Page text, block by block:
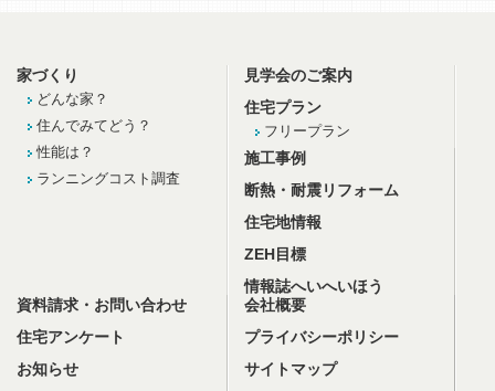
家づくり
どんな家？
住んでみてどう？
性能は？
ランニングコスト調査
見学会のご案内
住宅プラン
フリープラン
施工事例
断熱・耐震リフォーム
住宅地情報
ZEH目標
情報誌へいへいほう
資料請求・お問い合わせ
住宅アンケート
お知らせ
会社概要
プライバシーポリシー
サイトマップ